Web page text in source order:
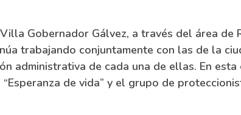
Gobernador Gálvez, a través del área de
trabajando conjuntamente con las de la
administrativa de cada una de ellas. En
de vida” y el grupo de